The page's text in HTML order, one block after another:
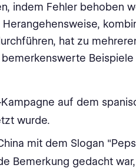
indem Fehler behoben
hat zu
Beispiele
auf dem
wurde.
mit dem Slogan
Bemerkung gedacht